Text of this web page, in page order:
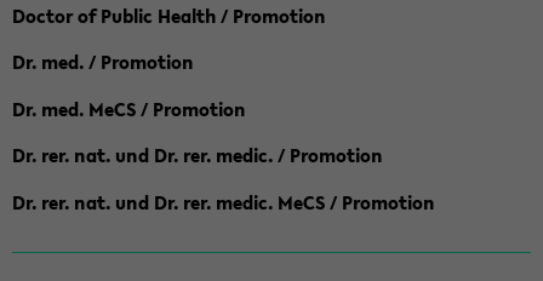
Doctor of Public Health / Promotion
Dr. med. / Promotion
Dr. med. MeCS / Promotion
Dr. rer. nat. und Dr. rer. medic. / Promotion
Dr. rer. nat. und Dr. rer. medic. MeCS / Promotion